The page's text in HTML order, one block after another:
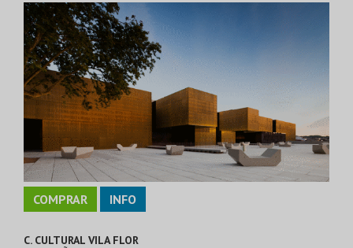
COMPRAR INFO
C. CULTURAL VILA FLOR